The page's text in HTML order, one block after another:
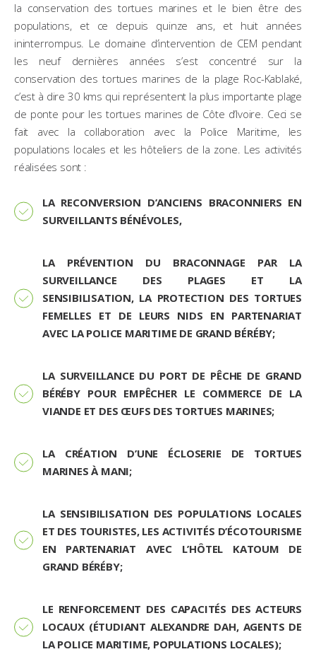
la conservation des tortues marines et le bien être des
populations, et ce depuis quinze ans, et huit années
ininterrompus. Le domaine d’intervention de CEM pendant
les neuf dernières années s’est concentré sur la
conservation des tortues marines de la plage Roc-Kablaké,
c’est à dire 30 kms qui représentent la plus importante plage
de ponte pour les tortues marines de Côte d’Ivoire. Ceci se
fait avec la collaboration avec la Police Maritime, les
populations locales et les hôteliers de la zone. Les activités
réalisées sont :
LA RECONVERSION D’ANCIENS BRACONNIERS EN
SURVEILLANTS BÉNÉVOLES,
LA PRÉVENTION DU BRACONNAGE PAR LA
SURVEILLANCE DES PLAGES ET LA
SENSIBILISATION, LA PROTECTION DES TORTUES
FEMELLES ET DE LEURS NIDS EN PARTENARIAT
AVEC LA POLICE MARITIME DE GRAND BÉRÉBY;
LA SURVEILLANCE DU PORT DE PÊCHE DE GRAND
BÉRÉBY POUR EMPÊCHER LE COMMERCE DE LA
VIANDE ET DES ŒUFS DES TORTUES MARINES;
LA CRÉATION D’UNE ÉCLOSERIE DE TORTUES
MARINES À MANI;
LA SENSIBILISATION DES POPULATIONS LOCALES
ET DES TOURISTES, LES ACTIVITÉS D’ÉCOTOURISME
EN PARTENARIAT AVEC L’HÔTEL KATOUM DE
GRAND BÉRÉBY;
LE RENFORCEMENT DES CAPACITÉS DES ACTEURS
LOCAUX (ÉTUDIANT ALEXANDRE DAH, AGENTS DE
LA POLICE MARITIME, POPULATIONS LOCALES);